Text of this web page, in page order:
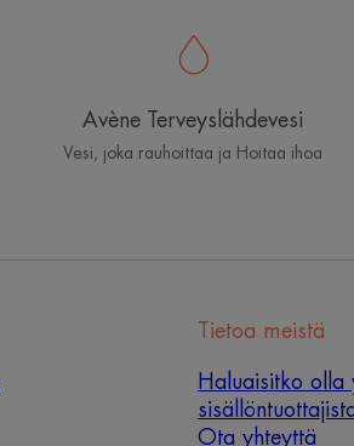
Avène Terveyslähdevesi
Vesi, joka rauhoittaa ja Hoitaa ihoa
Tietoa meistä
Haluaisitko olla
Ota yhteyttä